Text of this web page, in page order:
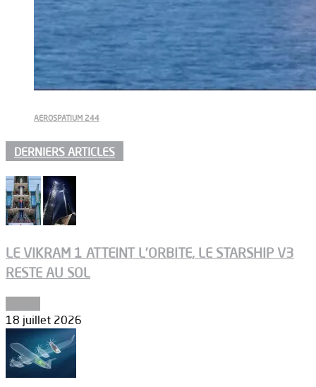
AEROSPATIUM 244
DERNIERS ARTICLES
LE VIKRAM 1 ATTEINT L’ORBITE, LE STARSHIP V3
RESTE AU SOL
18 juillet 2026